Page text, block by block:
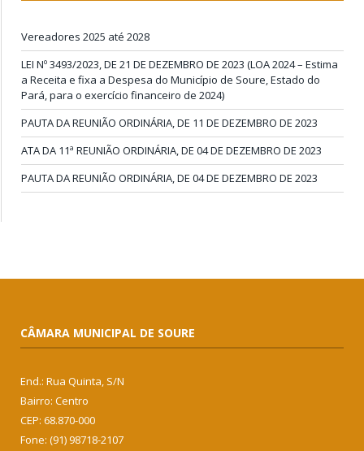
Vereadores 2025 até 2028
LEI Nº 3493/2023, DE 21 DE DEZEMBRO DE 2023 (LOA 2024 – Estima
a Receita e fixa a Despesa do Município de Soure, Estado do
Pará, para o exercício financeiro de 2024)
PAUTA DA REUNIÃO ORDINÁRIA, DE 11 DE DEZEMBRO DE 2023
ATA DA 11ª REUNIÃO ORDINÁRIA, DE 04 DE DEZEMBRO DE 2023
PAUTA DA REUNIÃO ORDINÁRIA, DE 04 DE DEZEMBRO DE 2023
CÂMARA MUNICIPAL DE SOURE
End.: Rua Quinta, S/N
Bairro: Centro
CEP: 68.870-000
Fone: (91) 98718-2107